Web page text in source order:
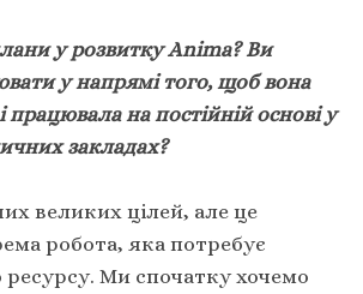
у розвитку Animа? Ви
у напрямі того, щоб вона
працювала на постійній основі у
закладах?
великих цілей, але це
робота, яка потребує
Ми спочатку хочемо